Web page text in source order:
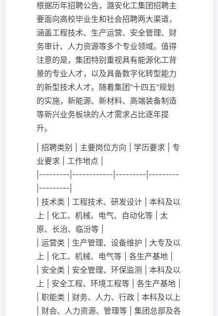
根据历年招聘公告，潞安化工集团招聘主
要面向高校毕业生和社会招聘两大渠道，
涵盖工程技术、生产运营、安全管理、财
务审计、人力资源等多个专业领域。值得
注意的是，集团特别重视具有能源化工背
景的专业人才，以及具备数字化转型能力
的新型技术人才。随着集团"十四五"规划
的实施，新能源、新材料、高端装备制造
等新兴业务板块的人才需求占比逐年提
升。
| 招聘类别 | 主要岗位方向 | 学历要求 | 专
业要求 | 工作地点 |
|---------|------------|---------|---------
|---------|
| 技术类 | 工程技术、研发设计 | 本科及以
上 | 化工、机械、电气、自动化等 | 太
原、长治、临汾等 |
| 运营类 | 生产管理、设备维护 | 大专及以
上 | 化工、机械、电气等 | 各生产基地 |
| 安全类 | 安全管理、环保监测 | 本科及以
上 | 安全工程、环境工程等 | 各生产基地 |
| 职能类 | 财务、人力、行政 | 本科及以上
| 财会、人力资源、管理等 | 集团总部及各